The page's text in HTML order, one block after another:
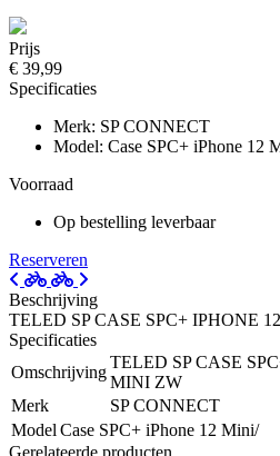
Prijs
€ 39,99
Specificaties
Merk: SP CONNECT
Model: Case SPC+ iPhone 12
Voorraad
Op bestelling leverbaar
Reserveren
Beschrijving
TELED SP CASE SPC+ IPHONE
Specificaties
Omschrijving
TELED SP CASE
MINI ZW
Merk
SP CONNECT
Model Case SPC+ iPhone 12 Mini/
Gerelateerde producten